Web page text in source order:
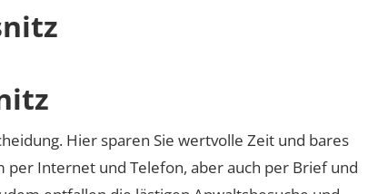
Hier sparen Sie wertvolle Zeit und bares
per Internet und Telefon, aber auch per Brief und